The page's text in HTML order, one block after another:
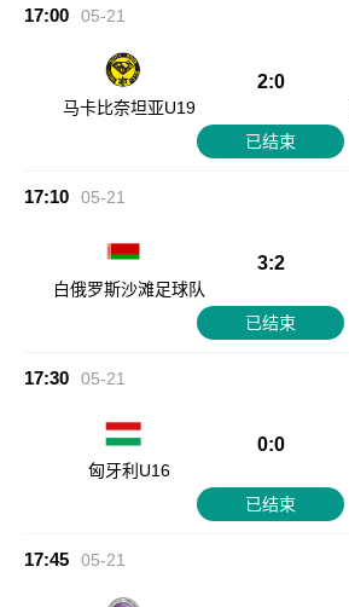
17:00 05-21
马卡比奈坦亚U19
2:0
已结束
17:10 05-21
白俄罗斯沙滩足球队
3:2
已结束
17:30 05-21
匈牙利U16
0:0
已结束
17:45 05-21